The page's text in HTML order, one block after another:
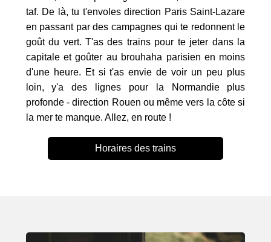
taf. De là, tu t'envoles direction Paris Saint-Lazare
en passant par des campagnes qui te redonnent le
goût du vert. T'as des trains pour te jeter dans la
capitale et goûter au brouhaha parisien en moins
d'une heure. Et si t'as envie de voir un peu plus
loin, y'a des lignes pour la Normandie plus
profonde - direction Rouen ou même vers la côte si
la mer te manque. Allez, en route !
Horaires des trains